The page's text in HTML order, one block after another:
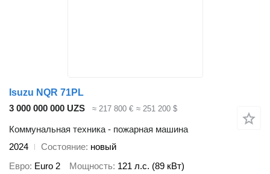
Isuzu NQR 71PL
3 000 000 000 UZS
≈ 217 800 € ≈ 251 200 $
Коммунальная техника - пожарная машина
2024
Состояние новый
Евро Euro 2 Мощность 121 л.с. (89 кВт)